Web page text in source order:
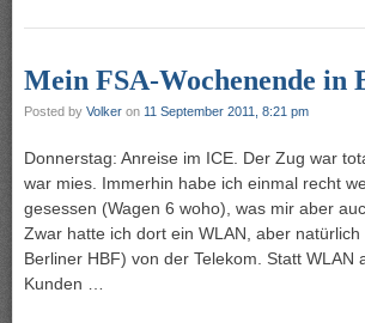
Mein FSA-Wochenende in
Posted by Volker on 11 September 2011, 8:21 pm
Donnerstag: Anreise im ICE. Der Zug war
war mies. Immerhin habe ich einmal recht
gesessen (Wagen 6 woho), was mir aber
Zwar hatte ich dort ein WLAN, aber natürlich
Berliner HBF) von der Telekom. Statt WLAN
Kunden …